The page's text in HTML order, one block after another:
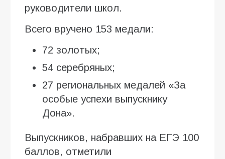
руководители школ.
Всего вручено 153 медали:
72 золотых;
54 серебряных;
27 региональных медалей «За
особые успехи выпускнику
Дона».
Выпускников, набравших на ЕГЭ 100
баллов, отметили